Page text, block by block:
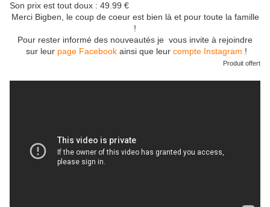
Son prix est tout doux : 49.99 €
Merci Bigben, le coup de coeur est bien là et pour toute la famille
!
Pour rester informé des nouveautés je vous invite à rejoindre
sur leur page Facebookainsi que leur compte Instagram !
Produit offert